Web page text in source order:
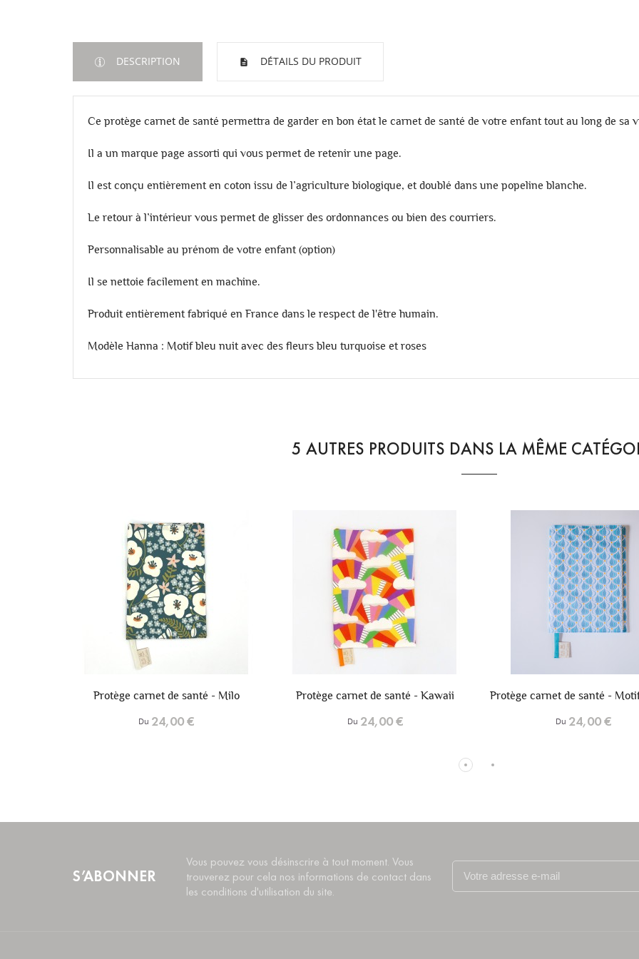
DESCRIPTION DÉTAILS DU PRODUIT
Ce protège carnet de santé permettra de garder en bon état le carnet de santé de votre enfant tout au long de sa
Il a un marque page assorti qui vous permet de retenir une page.
Il est conçu entièrement en coton issu de l’agriculture biologique, et doublé dans une popeline blanche.
Le retour à l’intérieur vous permet de glisser des ordonnances ou bien des courriers.
Personnalisable au prénom de votre enfant (option)
Il se nettoie facilement en machine.
Produit entièrement fabriqué en France dans le respect de l'être humain.
Modèle Hanna : Motif bleu nuit avec des fleurs bleu turquoise et roses
5 AUTRES PRODUITS DANS LA MÊME
Protège carnet de santé - Kawaii
Du24,00 €
Protège carnet de santé - Motif "Archi"
Du24,00 €
Protège carnet de
Du24,00 €
S’ABONNER
Vous pouvez vous désinscrire à tout moment. Vous
trouverez pour cela nos informations de contact dans
les conditions d'utilisation du site.